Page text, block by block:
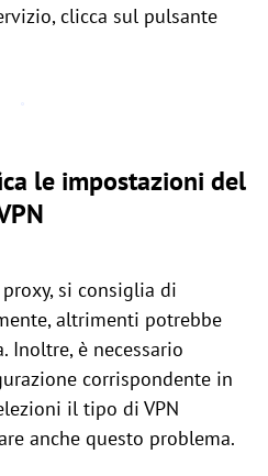
clicca sul pulsante
le impostazioni del
si consiglia di
altrimenti potrebbe
Inoltre, è necessario
corrispondente in
il tipo di VPN
anche questo problema.